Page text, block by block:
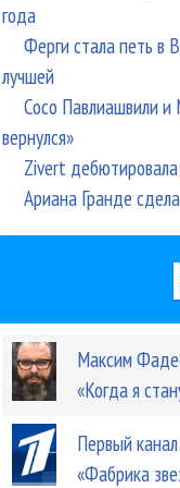
года
Ферги стала петь в
лучшей
Сосо Павлиашвили
вернулся»
Zivert
Ариана Гранде
Максим
«Когда я
Первый
«Фабрика